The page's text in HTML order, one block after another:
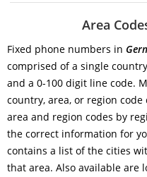
Area
Fixed phone numbers in
comprised of a single
and a 0-100 digit line code.
country, area, or region
area and region codes by
the correct information for
contains a list of the cities
that area. Also available are